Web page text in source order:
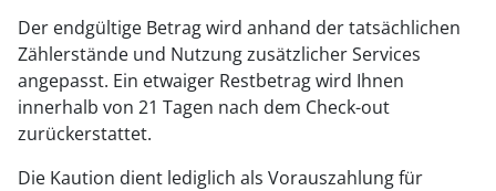
Der endgültige Betrag wird anhand der tatsächlichen
Zählerstände und Nutzung zusätzlicher Services
angepasst. Ein etwaiger Restbetrag wird Ihnen
innerhalb von 21 Tagen nach dem Check-out
zurückerstattet.
Die Kaution dient lediglich als Vorauszahlung für